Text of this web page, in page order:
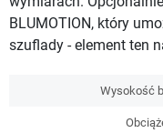
BLUMOTION, który
szuflady - element ten
Wysokość